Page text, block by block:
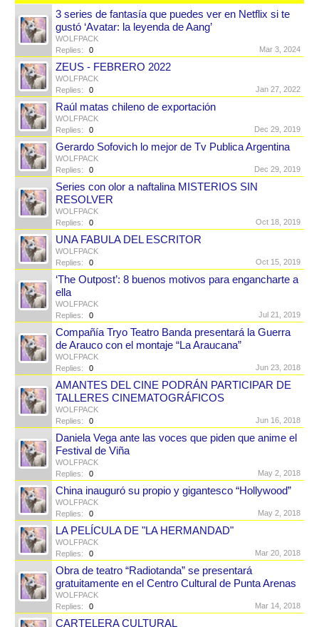
3 series de fantasía que puedes ver en Netflix si te
gustó ‘Avatar: la leyenda de Aang’
WOLFPACK
Replies:
0 Mar 3, 2024
ZEUS - FEBRERO 2022
WOLFPACK
Replies:
0 Jan 27, 2022
Raúl matas chileno de exportación
WOLFPACK
Replies:
0 Dec 29, 2019
Gerardo Sofovich lo mejor de Tv Publica Argentina
WOLFPACK
Replies:
0 Dec 29, 2019
Series con olor a naftalina MISTERIOS SIN
RESOLVER
WOLFPACK
Replies:
0 Oct 18, 2019
UNA FABULA DEL ESCRITOR
WOLFPACK
Replies:
0 Oct 15, 2019
‘The Outpost’: 8 buenos motivos para engancharte a
ella
WOLFPACK
Replies:
0 Jul 21, 2019
Compañía Tryo Teatro Banda presentará la Guerra
de Arauco con el montaje “La Araucana”
WOLFPACK
Replies:
0 Jun 23, 2018
AMANTES DEL CINE PODRÁN PARTICIPAR DE
TALLERES CINEMATOGRÁFICOS
WOLFPACK
Replies:
0 Jun 16, 2018
Daniela Vega ante las voces que piden que anime el
Festival de Viña
WOLFPACK
Replies:
0 May 2, 2018
China inauguró su propio y gigantesco “Hollywood”
WOLFPACK
Replies:
0 May 2, 2018
LA PELÍCULA DE "LA HERMANDAD"
WOLFPACK
Replies:
0 Mar 20, 2018
Obra de teatro “Radiotanda” se presentará
gratuitamente en el Centro Cultural de Punta Arenas
WOLFPACK
Replies:
0 Mar 14, 2018
CARTELERA CULTURAL